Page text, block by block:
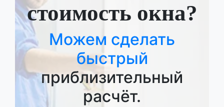
стоимость окна?
Можем сделать
быстрый
приблизительный
расчёт.